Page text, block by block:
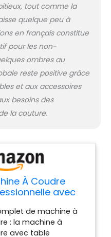
de denim durable,
facilement des
époustouflants, le
les connexions de
et les outils de
sont en acier
dur, matériau
et sa qualité lui
d'être utilisé
longtemps
de satisfaction
pas à nous
nous le
pour vous dans
heures, Remarque
les
après avoir
tout comme la
quelque peu à
en français constitue
pour les non-
ombres au
reste positive grâce
et aux accessoires
besoins des
la couture.
À Coudre
avec
Table
de machine à
: la machine à
avec table